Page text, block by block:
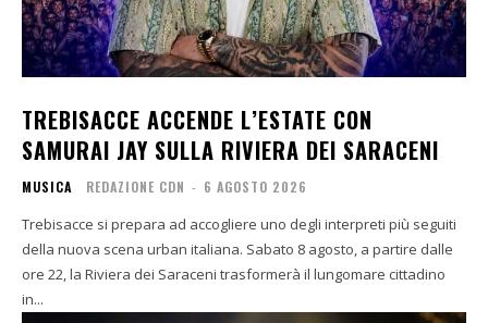
TREBISACCE ACCENDE L’ESTATE CON
SAMURAI JAY SULLA RIVIERA DEI SARACENI
MUSICA REDAZIONE CDN - 6 AGOSTO 2026
Trebisacce si prepara ad accogliere uno degli interpreti più seguiti
della nuova scena urban italiana. Sabato 8 agosto, a partire dalle
ore 22, la Riviera dei Saraceni trasformerà il lungomare cittadino
in...